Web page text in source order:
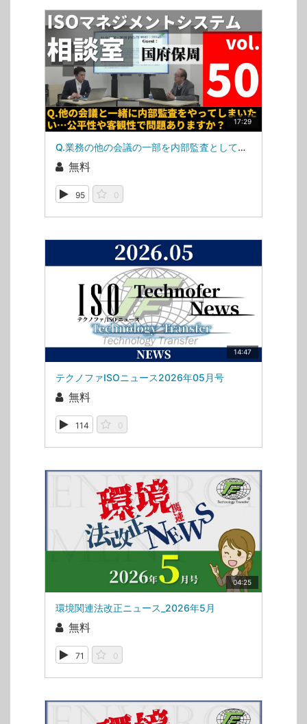
17:29
Q.業務の他の会議の一部を内部監査として活用したい！（ISOマネジメントシステム相談室・第50回）
無料
95 0
14:47
テクノファISOニュース2026年05月号
無料
114 0
04:25
環境関連法改正ニュース_2026年5月
無料
71 0